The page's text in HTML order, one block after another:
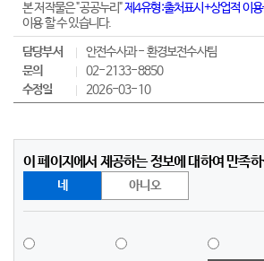
본 저작물은 "공공누리"제4유형:출처표시+상업적 이
이용 할 수 있습니다.
담당부서
안전수사과 - 환경보전수사팀
문의
02-2133-8850
수정일
2026-03-10
이 페이지에서 제공하는 정보에 대하여 만족
네 아니오